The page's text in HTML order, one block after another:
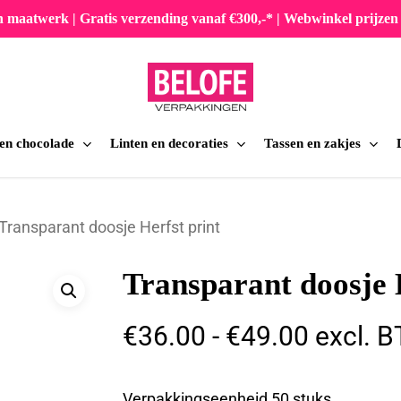
maatwerk | Gratis verzending vanaf €300,-* | Webwinkel
chocolade Linten en decoraties Tassen en zakjes
doosje Herfst print
Transparant
€36.00 - €49.00
tot
excl.